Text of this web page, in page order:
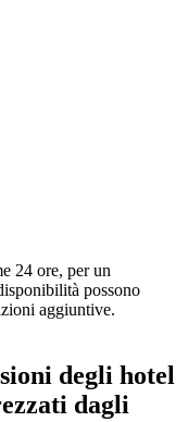
24 ore, per un
possono
aggiuntive.
degli hotel
dagli